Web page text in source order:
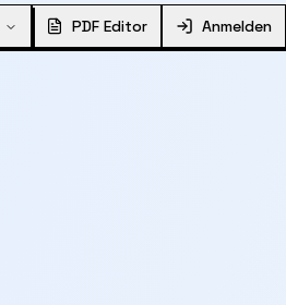
PDF Editor Anmelden